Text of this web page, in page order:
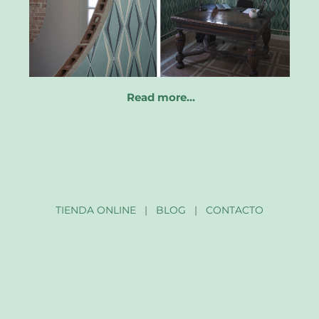
Read more…
TIENDA ONLINE| BLOG | CONTACTO